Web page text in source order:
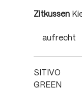
Zitkussen
aufrecht
SITIVO
GREEN